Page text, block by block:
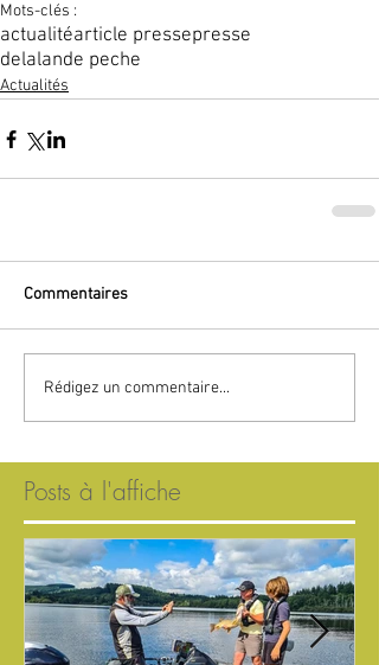
Mots-clés :
actualitéarticle pressepresse
delalande peche
Actualités
Commentaires
Rédigez un commentaire...
Posts à l'affiche